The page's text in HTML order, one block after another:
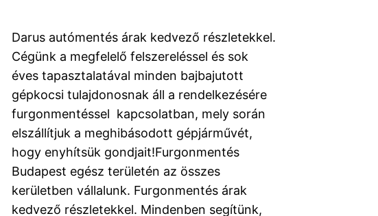
Darus autómentés árak kedvező részletekkel.
Cégünk a megfelelő felszereléssel és sok
éves tapasztalatával minden bajbajutott
gépkocsi tulajdonosnak áll a rendelkezésére
furgonmentéssel kapcsolatban, mely során
elszállítjuk a meghibásodott gépjárművét,
hogy enyhítsük gondjait!Furgonmentés
Budapest egész területén az összes
kerületben vállalunk. Furgonmentés árak
kedvező részletekkel. Mindenben segítünk,